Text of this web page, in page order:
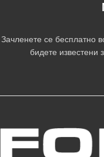
Зачленете се бесплатно
бидете известени